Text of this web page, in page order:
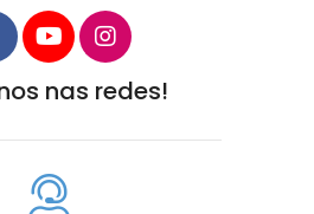
nas redes!